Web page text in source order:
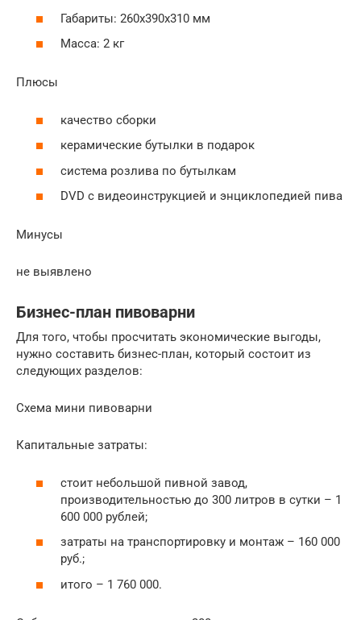
Габариты: 260х390х310 мм
Масса: 2 кг
Плюсы
качество сборки
керамические бутылки в подарок
система розлива по бутылкам
DVD с видеоинструкцией и энциклопедией пива
Минусы
не выявлено
Бизнес-план пивоварни
Для того, чтобы просчитать экономические выгоды,
нужно составить бизнес-план, который состоит из
следующих разделов:
Схема мини пивоварни
Капитальные затраты:
стоит небольшой пивной завод,
производительностью до 300 литров в сутки – 1
600 000 рублей;
затраты на транспортировку и монтаж – 160 000
руб.;
итого – 1 760 000.